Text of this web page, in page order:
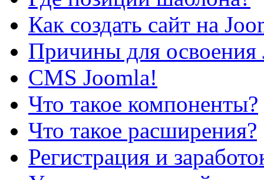
Как создать сайт на
Причины для освоения
CMS Joomla!
Что такое компоненты?
Что такое расширения?
Регистрация и